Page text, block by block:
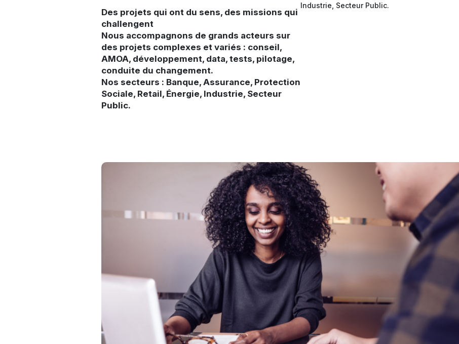
Des projets qui ont du sens, des missions qui
challengent
Nous accompagnons de grands acteurs sur
des projets complexes et variés : conseil,
AMOA, développement, data, tests, pilotage,
conduite du changement.
Nos secteurs : Banque, Assurance, Protection
Sociale, Retail, Énergie, Industrie, Secteur
Public.
Industrie, Secteur Public.